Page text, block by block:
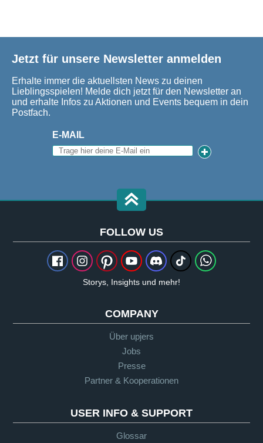
Jetzt für unsere Newsletter anmelden
Erhalte immer die aktuellsten News zu deinen
Lieblingsspielen! Melde dich jetzt für den Newsletter an
und erhalte Infos zu Aktionen und Events bequem in dein
Postfach.
E-MAIL
FOLLOW US
Storys, Insights und mehr!
COMPANY
Über upjers
Jobs
Presse
Partner & Kooperationen
USER INFO & SUPPORT
Glossar